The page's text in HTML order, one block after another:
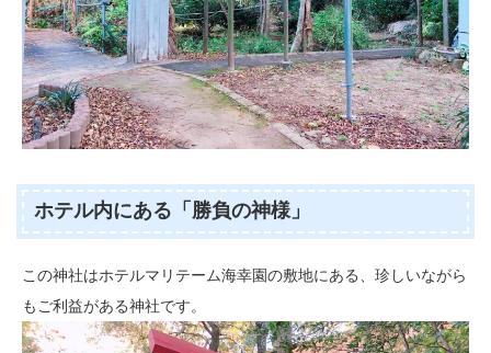
ホテル内にある「勝負の神様」
この神社はホテルマリテーム海幸園の敷地にある、珍しいながら
もご利益がある神社です。